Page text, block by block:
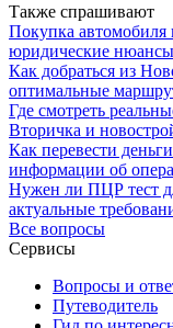
Также спрашивают
Покупка
юридические
Как добраться из
оптимальные
Где смотреть
Вторичка и
Как перевести
информации об
Нужен ли ПЦР тест
актуальные
Все вопросы
Сервисы
Вопросы и
Путеводитель